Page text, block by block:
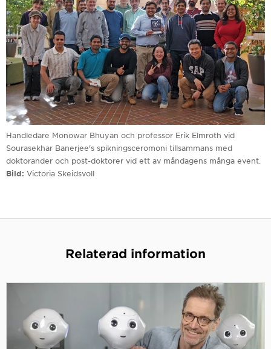
Handledare Monowar Bhuyan och professor Erik Elmroth vid
Sourasekhar Banerjee's spikningsceromoni tillsammans med
doktorander och post-doktorer vid ett av måndagens många event.
Bild Victoria Skeidsvoll
Relaterad information